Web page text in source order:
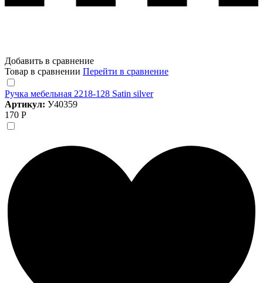
Добавить в сравнение
Товар в сравнении Перейти в сравнение
Ручка мебельная 2218-128 Satin silver
Артикул: У40359
170 Р